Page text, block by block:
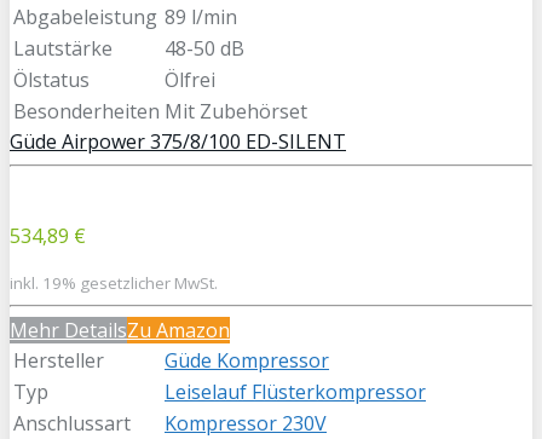
Abgabeleistung 89 l/min
Lautstärke
48-50 dB
Ölstatus
Ölfrei
Besonderheiten Mit Zubehörset
Güde Airpower 375/8/100 ED-SILENT
534,89 €
inkl. 19% gesetzlicher MwSt.
Mehr DetailsZu Amazon
Hersteller
Güde Kompressor
Typ
Leiselauf Flüsterkompressor
Anschlussart
Kompressor 230V